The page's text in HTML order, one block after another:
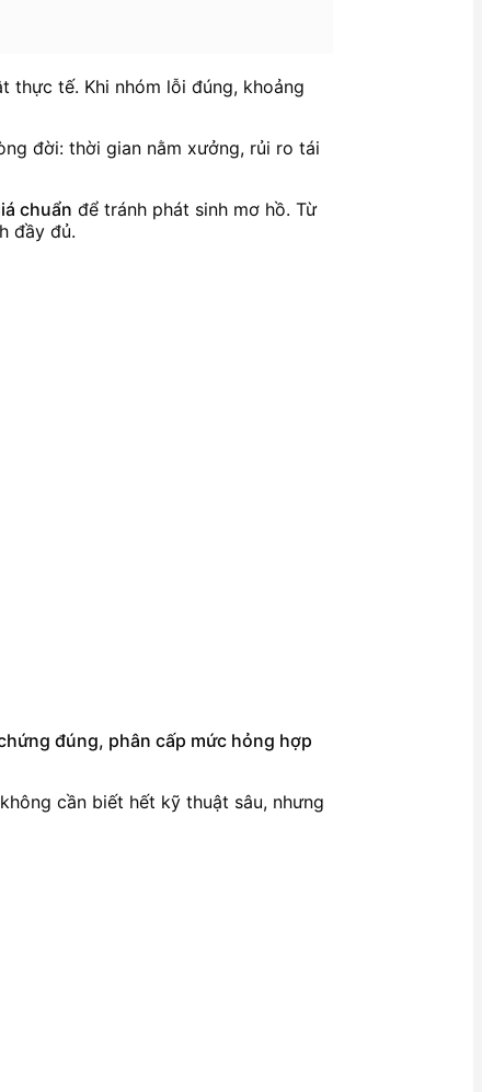
thực tế. Khi nhóm lỗi đúng, khoảng
đời: thời gian nằm xưởng, rủi ro tái
chuẩn để tránh phát sinh mơ hồ. Từ
đầy đủ.
đúng, phân cấp mức hỏng hợp
cần biết hết kỹ thuật sâu, nhưng